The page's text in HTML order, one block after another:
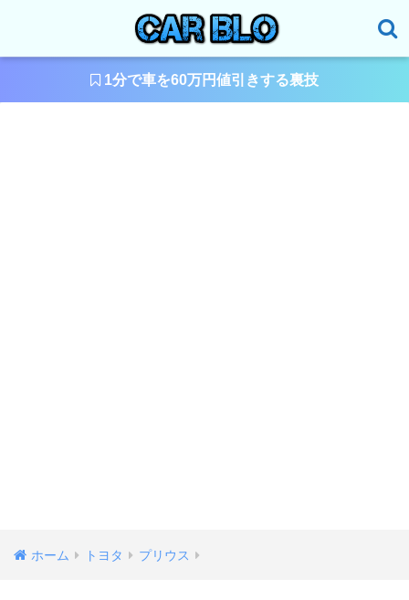
1分で車を60万円値引きする裏技
ホーム トヨタ プリウス